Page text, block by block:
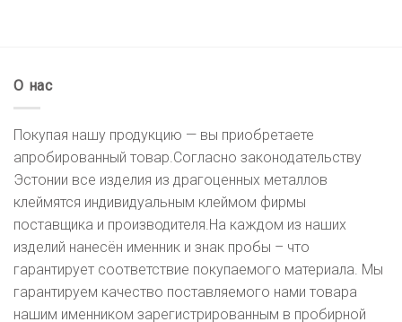
О нас
Покупая нашу продукцию — вы приобретаете
апробированный товар.Согласно законодательству
Эстонии все изделия из драгоценных металлов
клеймятся индивидуальным клеймом фирмы
поставщика и производителя.На каждом из наших
изделий нанесён именник и знак пробы – что
гарантирует соответствие покупаемого материала. Мы
гарантируем качество поставляемого нами товара
нашим именником зарегистрированным в пробирной